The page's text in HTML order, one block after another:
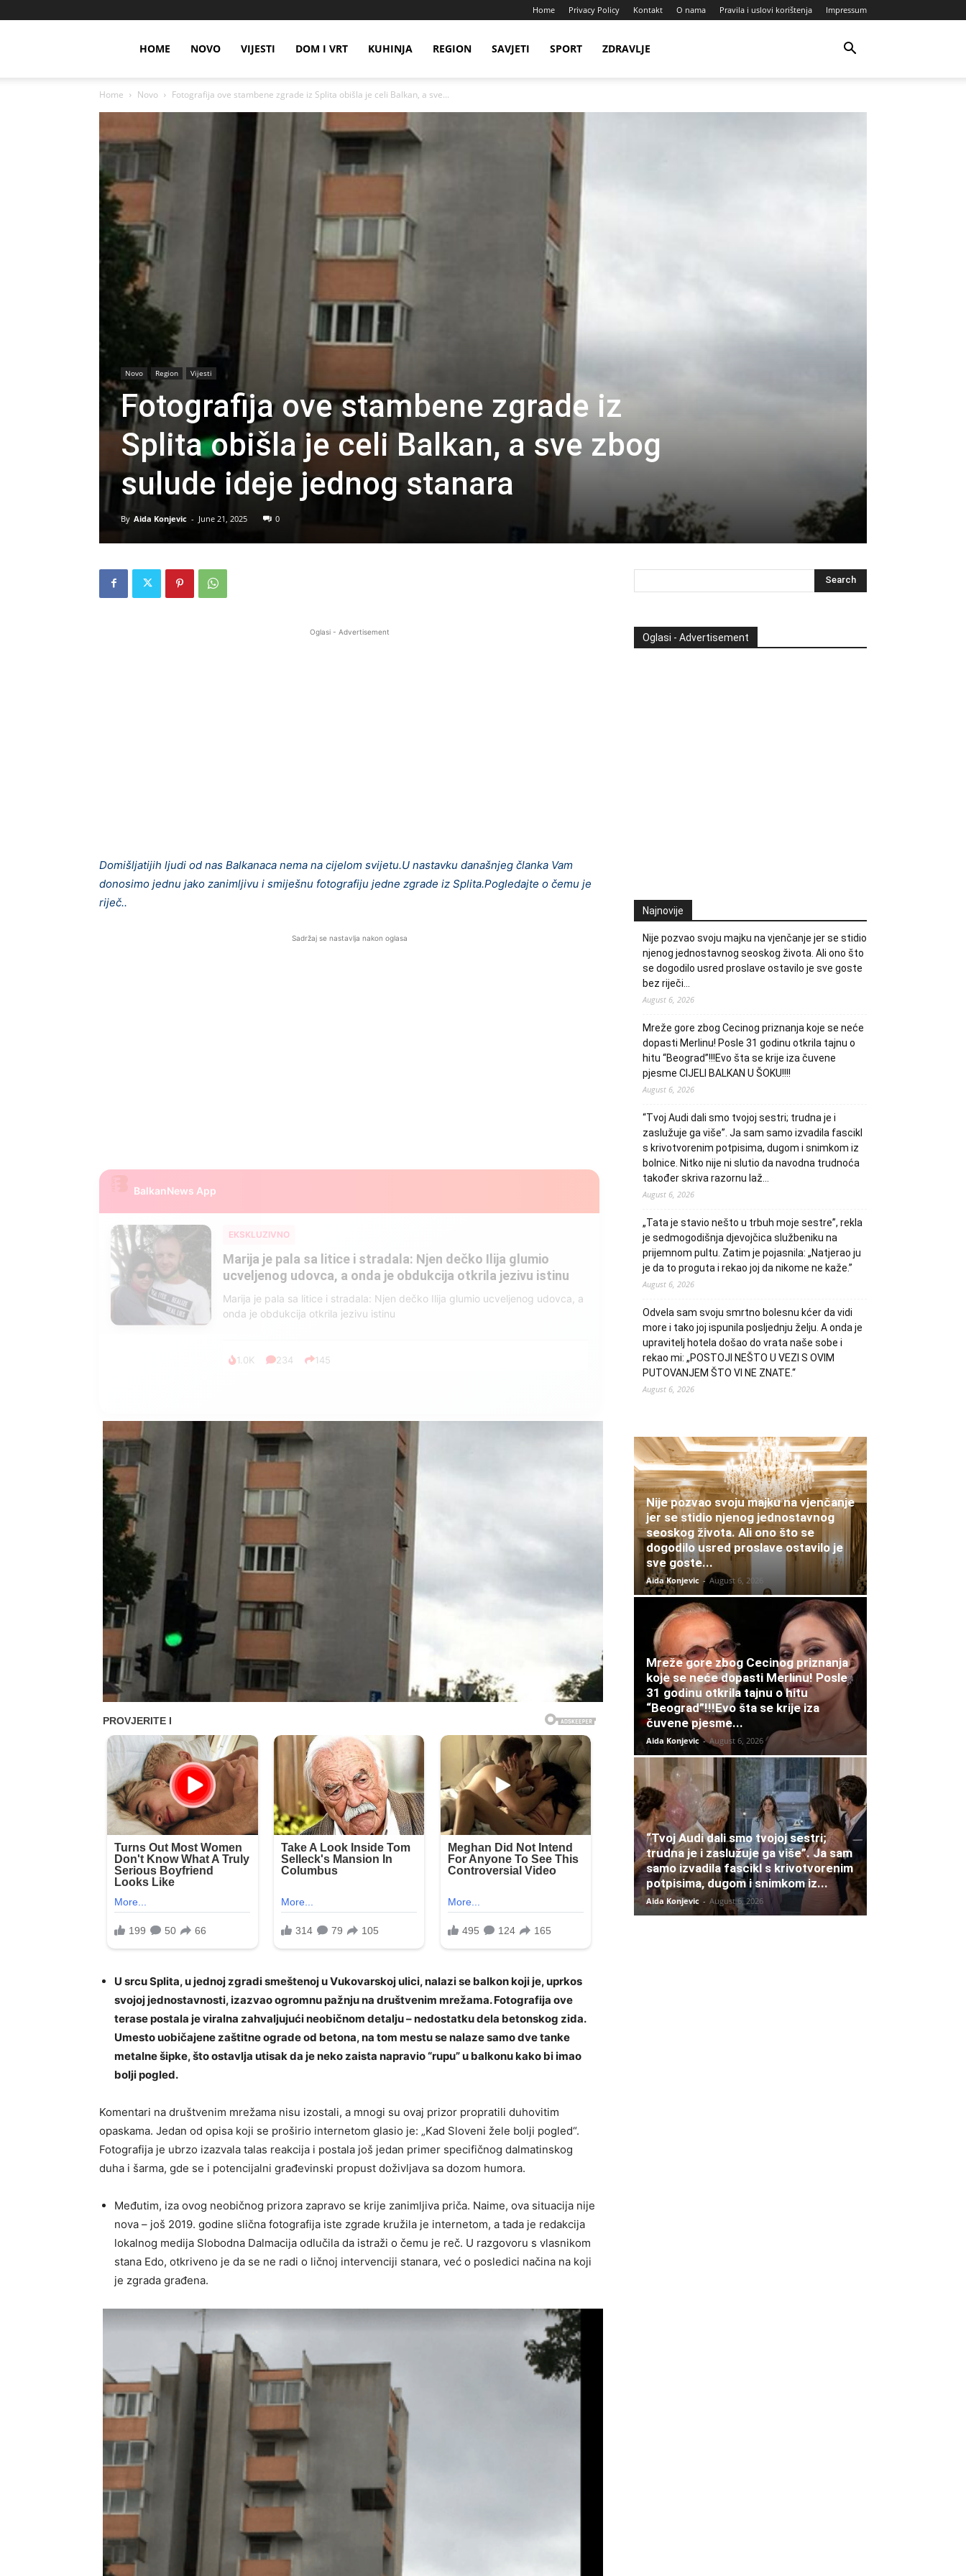
Home Privacy Policy Kontakt O nama Pravila i uslovi korištenja Impressum
HOME NOVO VIJESTI DOM I VRT KUHINJA REGION SAVJETI SPORT ZDRAVLJE
Home Novo Fotografija ove stambene zgrade iz Splita obišla je celi Balkan, a sve...
Novo Region Vijesti
Fotografija ove stambene zgrade iz
Splita obišla je celi Balkan, a sve zbog
sulude ideje jednog stanara
By Aida Konjevic - June 21, 2025 0
Oglasi - Advertisement
Domišljatijih ljudi od nas Balkanaca nema na cijelom svijetu.U nastavku današnjeg članka Vam
donosimo jednu jako zanimljivu i smiješnu fotografiju jedne zgrade iz Splita.Pogledajte o čemu je
riječ..
Sadržaj se nastavlja nakon oglasa
BalkanNews App
EKSKLUZIVNO
Marija je pala sa litice i stradala: Njen dečko Ilija glumio
ucveljenog udovca, a onda je obdukcija otkrila jezivu istinu
Marija je pala sa litice i stradala: Njen dečko Ilija glumio ucveljenog udovca, a
onda je obdukcija otkrila jezivu istinu
1.0K 234 145
U srcu Splita, u jednoj zgradi smeštenoj u Vukovarskoj ulici, nalazi se balkon koji je, uprkos
svojoj jednostavnosti, izazvao ogromnu pažnju na društvenim mrežama. Fotografija ove
terase postala je viralna zahvaljujući neobičnom detalju – nedostatku dela betonskog zida.
Umesto uobičajene zaštitne ograde od betona, na tom mestu se nalaze samo dve tanke
metalne šipke, što ostavlja utisak da je neko zaista napravio “rupu” u balkonu kako bi imao
bolji pogled.
Komentari na društvenim mrežama nisu izostali, a mnogi su ovaj prizor propratili duhovitim
opaskama. Jedan od opisa koji se proširio internetom glasio je: „Kad Sloveni žele bolji pogled“.
Fotografija je ubrzo izazvala talas reakcija i postala još jedan primer specifičnog dalmatinskog
duha i šarma, gde se i potencijalni građevinski propust doživljava sa dozom humora.
Međutim, iza ovog neobičnog prizora zapravo se krije zanimljiva priča. Naime, ova situacija nije
nova – još 2019. godine slična fotografija iste zgrade kružila je internetom, a tada je redakcija
lokalnog medija Slobodna Dalmacija odlučila da istraži o čemu je reč. U razgovoru s vlasnikom
stana Edo, otkriveno je da se ne radi o ličnoj intervenciji stanara, već o posledici načina na koji
je zgrada građena.
Oglasi - Advertisement
Najnovije
Nije pozvao svoju majku na vjenčanje jer se stidio
njenog jednostavnog seoskog života. Ali ono što
se dogodilo usred proslave ostavilo je sve goste
bez riječi…
August 6, 2026
Mreže gore zbog Cecinog priznanja koje se neće
dopasti Merlinu! Posle 31 godinu otkrila tajnu o
hitu “Beograd”!!!Evo šta se krije iza čuvene
pjesme CIJELI BALKAN U ŠOKU!!!!
August 6, 2026
“Tvoj Audi dali smo tvojoj sestri; trudna je i
zaslužuje ga više”. Ja sam samo izvadila fascikl
s krivotvorenim potpisima, dugom i snimkom iz
bolnice. Nitko nije ni slutio da navodna trudnoća
također skriva razornu laž…
August 6, 2026
„Tata je stavio nešto u trbuh moje sestre”, rekla
je sedmogodišnja djevojčica službeniku na
prijemnom pultu. Zatim je pojasnila: „Natjerao ju
je da to proguta i rekao joj da nikome ne kaže.”
August 6, 2026
Odvela sam svoju smrtno bolesnu kćer da vidi
more i tako joj ispunila posljednju želju. A onda je
upravitelj hotela došao do vrata naše sobe i
rekao mi: „POSTOJI NEŠTO U VEZI S OVIM
PUTOVANJEM ŠTO VI NE ZNATE.“
August 6, 2026
Nije pozvao svoju majku na vjenčanje
jer se stidio njenog jednostavnog
seoskog života. Ali ono što se
dogodilo usred proslave ostavilo je
sve goste...
Aida Konjevic - August 6, 2026
Mreže gore zbog Cecinog priznanja
koje se neće dopasti Merlinu! Posle
31 godinu otkrila tajnu o hitu
“Beograd”!!!Evo šta se krije iza
čuvene pjesme...
Aida Konjevic - August 6, 2026
“Tvoj Audi dali smo tvojoj sestri;
trudna je i zaslužuje ga više”. Ja sam
samo izvadila fascikl s krivotvorenim
potpisima, dugom i snimkom iz...
Aida Konjevic - August 6, 2026